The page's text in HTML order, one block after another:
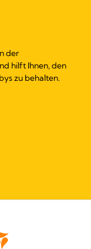
der
hilft Ihnen, den
zu behalten.